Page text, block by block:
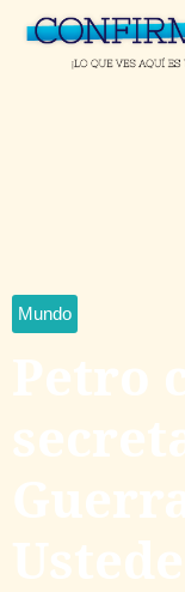
Mundo
Petro